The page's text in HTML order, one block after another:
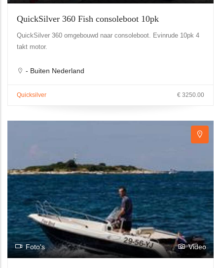
QuickSilver 360 Fish consoleboot 10pk
QuickSilver 360 omgebouwd naar consoleboot. Evinrude 10pk 4
takt motor.
- Buiten Nederland
Quicksilver € 3250.00
Foto's Video